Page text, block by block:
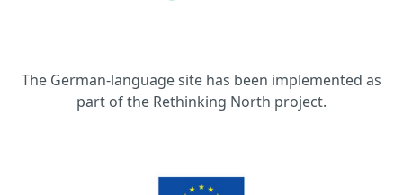
The German-language site has been implemented as
part of the Rethinking North project.